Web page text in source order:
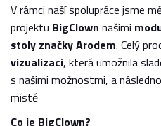
V rámci naší spolupráce jsme
projektu BigClown našimi
stoly značky Arodem. Celý
vizualizaci, která umožnila
s našimi možnostmi, a
místě
Co je BigClown?